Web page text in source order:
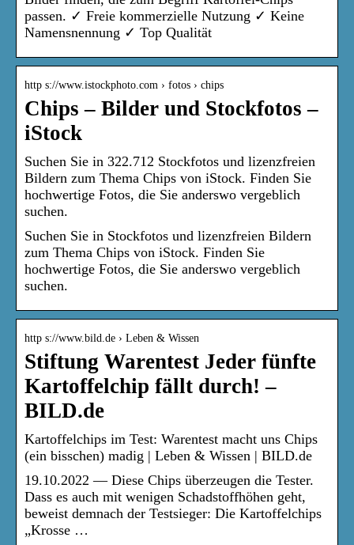
passen. ✓ Freie kommerzielle Nutzung ✓ Keine
Namensnennung ✓ Top Qualität
http s://www.istockphoto.com › fotos › chips
Chips – Bilder und Stockfotos –
iStock
Suchen Sie in 322.712 Stockfotos und lizenzfreien
Bildern zum Thema Chips von iStock. Finden Sie
hochwertige Fotos, die Sie anderswo vergeblich
suchen.
Suchen Sie in Stockfotos und lizenzfreien Bildern
zum Thema Chips von iStock. Finden Sie
hochwertige Fotos, die Sie anderswo vergeblich
suchen.
http s://www.bild.de › Leben & Wissen
Stiftung Warentest Jeder fünfte
Kartoffelchip fällt durch! –
BILD.de
Kartoffelchips im Test: Warentest macht uns Chips
(ein bisschen) madig | Leben & Wissen | BILD.de
19.10.2022 — Diese Chips überzeugen die Tester.
Dass es auch mit wenigen Schadstoffhöhen geht,
beweist demnach der Testsieger: Die Kartoffelchips
„Krosse …